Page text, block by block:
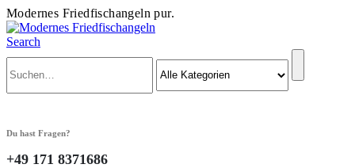
Modernes Friedfischangeln pur.
Search
Du hast Fragen?
+49 171 8371686